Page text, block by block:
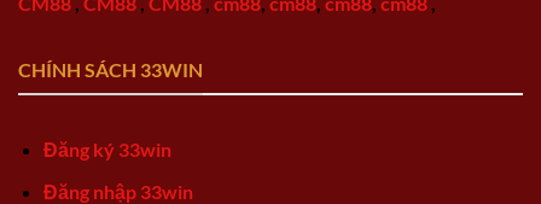
CHÍNH SÁCH 33WIN
Đăng ký 33win
Đăng nhập 33win